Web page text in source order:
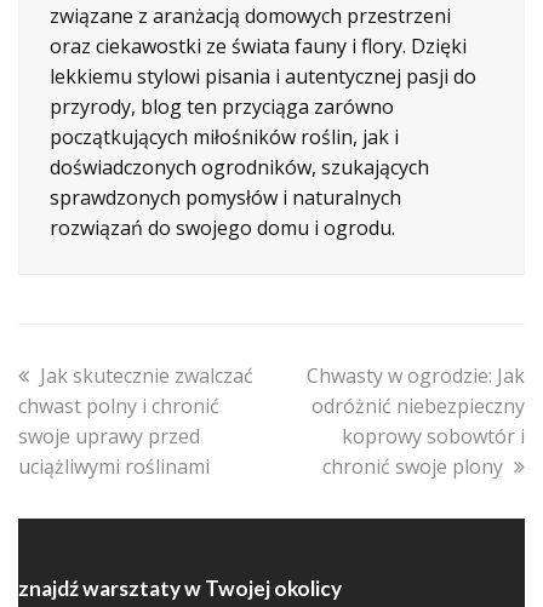
związane z aranżacją domowych przestrzeni
oraz ciekawostki ze świata fauny i flory. Dzięki
lekkiemu stylowi pisania i autentycznej pasji do
przyrody, blog ten przyciąga zarówno
początkujących miłośników roślin, jak i
doświadczonych ogrodników, szukających
sprawdzonych pomysłów i naturalnych
rozwiązań do swojego domu i ogrodu.
previous
post:
Jak skutecznie zwalczać
chwast polny i chronić
swoje uprawy przed
uciążliwymi roślinami
next
post:
Chwasty w ogrodzie: Jak
odróżnić niebezpieczny
koprowy sobowtór i
chronić swoje plony
znajdź warsztaty w Twojej okolicy